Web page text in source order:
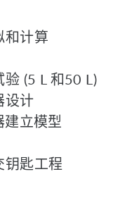
和计算
(5 L 和50 L)
设计
建立模型
钥匙工程